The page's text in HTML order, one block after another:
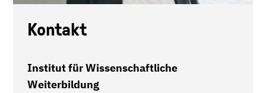
Kontakt
Institut für Wissenschaftliche
Weiterbildung